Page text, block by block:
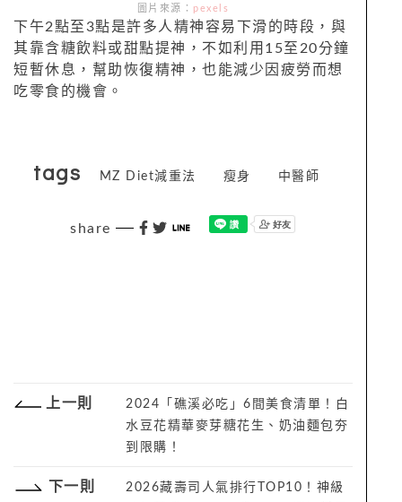
圖片來源： pexels
下午2點至3點是許多人精神容易下滑的時段，與
其靠含糖飲料或甜點提神，不如利用15至20分鐘
短暫休息，幫助恢復精神，也能減少因疲勞而想
吃零食的機會。
tags MZ Diet減重法 瘦身 中醫師
share
上一則
2024「礁溪必吃」6間美食清單！白
水豆花精華麥芽糖花生、奶油麵包夯
到限購！
下一則
2026藏壽司人氣排行TOP10！神級